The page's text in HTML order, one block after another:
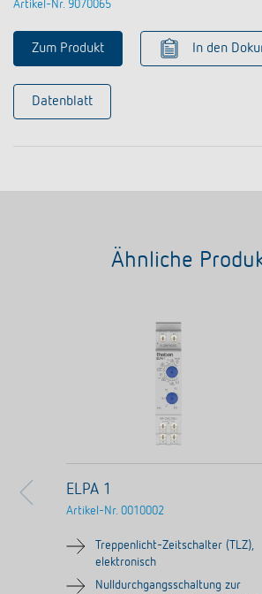
Artikel-Nr. 9070065
Zum Produkt In den
Datenblatt
Ähnliche
ELPA 1
Artikel-Nr. 0010002
Treppenlicht-Zeitschalter (TLZ),
elektronisch
Nulldurchgangsschaltung zur